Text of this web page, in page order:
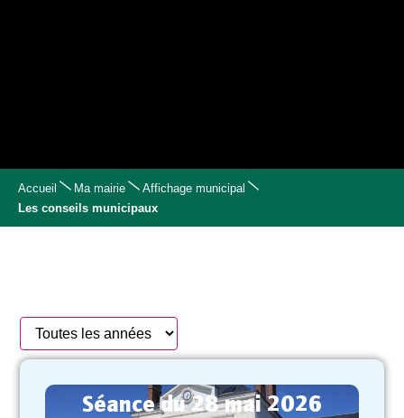
Accueil Ma mairie
Affichage municipal
Les conseils municipaux
Séance du 28 mai 2026